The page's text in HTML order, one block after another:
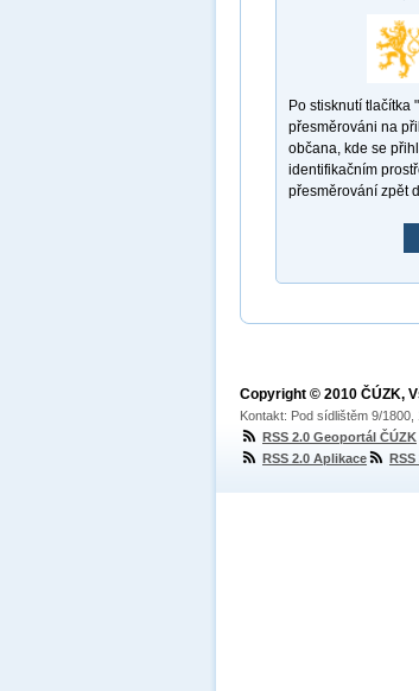
Po stisknutí tlačítka
přesměrováni na
občana, kde se
identifikačním
přesměrování zpět
Copyright © 2010 ČÚZK,
Kontakt: Pod sídlištěm 9/1800,
RSS 2.0 Geoportál ČÚZK
RSS 2.0 Aplikace